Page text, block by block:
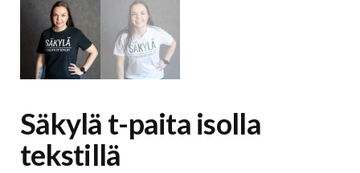
Säkylä t-paita isolla
tekstillä